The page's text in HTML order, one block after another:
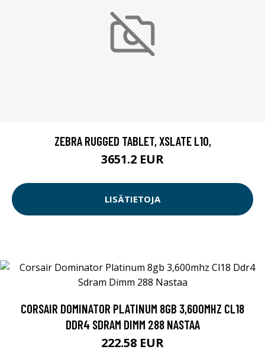
ZEBRA RUGGED TABLET, XSLATE L10,
3651.2 EUR
LISÄTIETOJA
CORSAIR DOMINATOR PLATINUM 8GB 3,600MHZ CL18
DDR4 SDRAM DIMM 288 NASTAA
222.58 EUR